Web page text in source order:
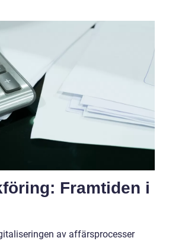
Framtiden i
av affärsprocesser